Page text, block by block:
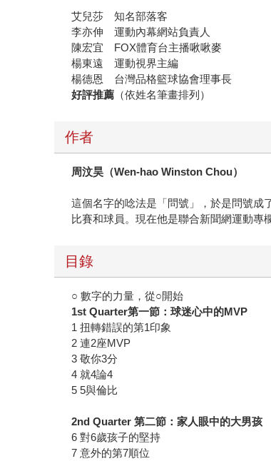
艾兒莎 知名部落客
李亦伸 運動內幕網站負責人
陳宏宜 FOX體育台主播啾啾麥
楊東遠 運動視界主編
楊德恩 台灣品格籃球協會理事長
好評推薦 （依姓名筆畫排列）
作者
周汶昊（Wen-hao Winston Chou）
這個名字的唸法是「問號」，於是問號成
比賽和球員。現在他是聯合新聞網運動專
目錄
○ 數字的力量，從○開始
1st Quarter第一節：球迷心中的MVP
1 扭轉錯誤的第1印象
2 連2座MVP
3 敬你3分
4 就4論4
5 5與倫比
2nd Quarter第二節：家人眼中的大男孩
6 對6歲孩子的堅持
7 意外的第7順位